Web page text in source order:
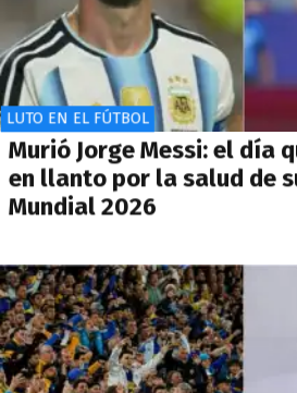
LUTO EN EL FÚTBOL
Murió Jorge Messi: el día
en llanto por la salud de
Mundial 2026